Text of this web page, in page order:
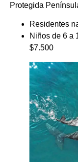
Protegida
Residentes
Niños de 6 a
$7.500